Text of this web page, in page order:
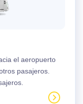
el aeropuerto
pasajeros.